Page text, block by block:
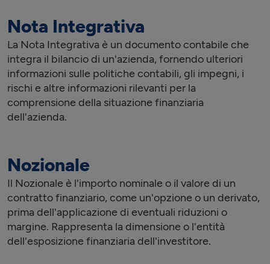
Nota Integrativa
La Nota Integrativa è un documento contabile che
integra il bilancio di un'azienda, fornendo ulteriori
informazioni sulle politiche contabili, gli impegni, i
rischi e altre informazioni rilevanti per la
comprensione della situazione finanziaria
dell'azienda.
Nozionale
Il Nozionale è l'importo nominale o il valore di un
contratto finanziario, come un'opzione o un derivato,
prima dell'applicazione di eventuali riduzioni o
margine. Rappresenta la dimensione o l'entità
dell'esposizione finanziaria dell'investitore.